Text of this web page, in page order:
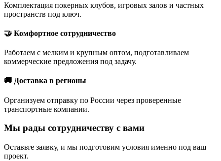
Комплектация покерных клубов, игровых залов и частных
пространств под ключ.
🤝 Комфортное сотрудничество
Работаем с мелким и крупным оптом, подготавливаем
коммерческие предложения под задачу.
🚚 Доставка в регионы
Организуем отправку по России через проверенные
транспортные компании.
Мы рады сотрудничеству с вами
Оставьте заявку, и мы подготовим условия именно под ваш
проект.